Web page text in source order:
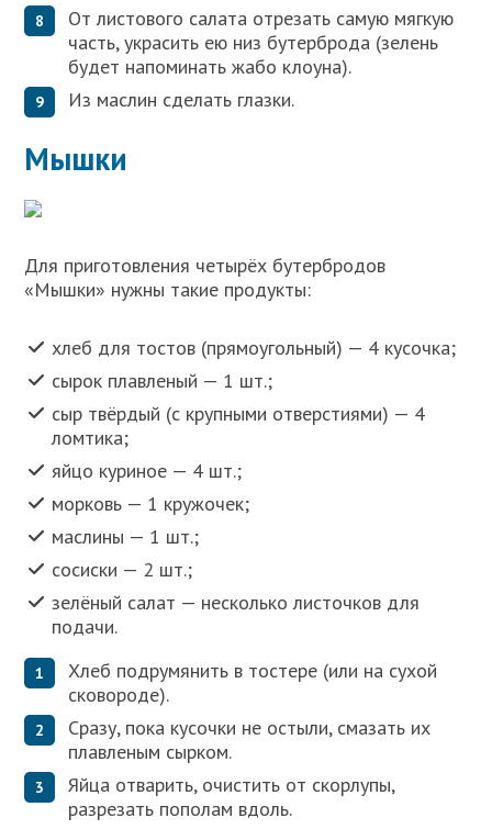
От листового салата отрезать самую мягкую
часть, украсить ею низ бутерброда (зелень
будет напоминать жабо клоуна).
Из маслин сделать глазки.
Мышки
Для приготовления четырёх бутербродов
«Мышки» нужны такие продукты:
хлеб для тостов (прямоугольный) — 4 кусочка;
сырок плавленый — 1 шт.;
сыр твёрдый (с крупными отверстиями) — 4
ломтика;
яйцо куриное — 4 шт.;
морковь — 1 кружочек;
маслины — 1 шт.;
сосиски — 2 шт.;
зелёный салат — несколько листочков для
подачи.
Хлеб подрумянить в тостере (или на сухой
сковороде).
Сразу, пока кусочки не остыли, смазать их
плавленым сырком.
Яйца отварить, очистить от скорлупы,
разрезать пополам вдоль.